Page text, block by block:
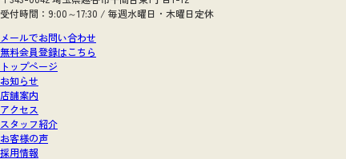
受付時間：9:00～17:30 / 毎週水曜日・木曜日定休
メールでお問い合わせ
無料会員登録はこちら
トップページ
お知らせ
店舗案内
アクセス
スタッフ紹介
お客様の声
採用情報